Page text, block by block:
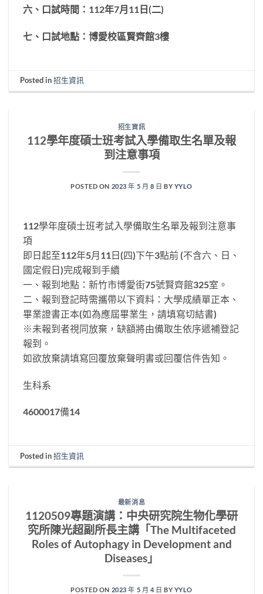
六、口試時間： 112年7月 11 日 (二)
七、口試地點：博愛校區賢齊館3樓
Posted in招生資訊
招生資訊
112學年度碩士班考試入學備取生名單及報
到注意事項
POSTED ON 2023 年 5 月 8 日 BY YYLO
112學年度碩士班考試入學備取生名單及報到注意事
項
即日起至112年5月11日(四)下午3點前 (不含六、日、
國定假日)完成報到手續
一、報到地點：新竹市博愛街75號賢齊館325室。
二、報到登記時需攜帶以下資料：大學成績單正本、
畢業證書正本(如為應屆畢業生，請填寫切結書)
※未報到者視同放棄，缺額將由備取生依序遞補登記
報到。
如欲放棄請填寫回覆放棄聲明書或回覆信件告知。
生科系
4600017備14
Posted in招生資訊
最新消息
1120509專題演講：中央研究院生物化學研
究所陳光超副所長主講「The Multifaceted
Roles of Autophagy in Development and
Diseases」
POSTED ON 2023 年 5 月 4 日 BY YYLO